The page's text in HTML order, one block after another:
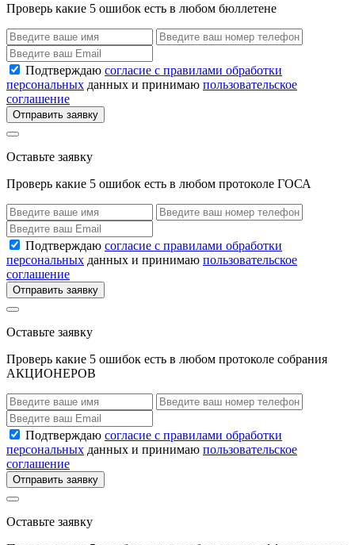
Проверь какие 5 ошибок есть в любом бюллетене
Подтверждаю согласие с правилами обработки
персональных данных и принимаю пользовательское
соглашение
Отправить заявку
Оставьте заявку
Проверь какие 5 ошибок есть в любом протоколе ГОСА
Подтверждаю согласие с правилами обработки
персональных данных и принимаю пользовательское
соглашение
Отправить заявку
Оставьте заявку
Проверь какие 5 ошибок есть в любом протоколе собрания
АКЦИОНЕРОВ
Подтверждаю согласие с правилами обработки
персональных данных и принимаю пользовательское
соглашение
Отправить заявку
Оставьте заявку